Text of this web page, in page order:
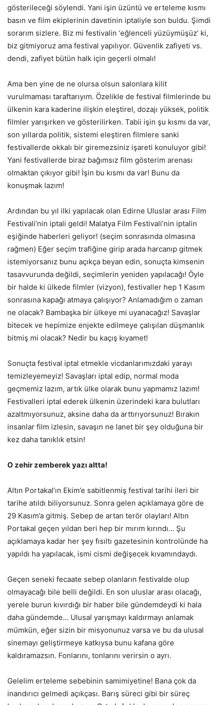
gösterileceği söylendi. Yani işin üzüntü ve erteleme kısmı
basın ve film ekiplerinin davetinin iptaliyle son buldu. Şimdi
sorarım sizlere. Biz mi festivalin ‘eğlenceli yüzüymüşüz’ ki,
biz gitmiyoruz ama festival yapılıyor. Güvenlik zafiyeti vs.
dendi, zafiyet bütün halk için geçerli olmalı!
Ama ben yine de ne olursa olsun salonlara kilit
vurulmaması taraftarıyım. Özelikle de festival filmlerinde bu
ülkenin kara kaderine ilişkin eleştirel, dozajı yüksek, politik
filmler yarışırken ve gösterilirken. Tabii işin şu kısmı da var,
son yıllarda politik, sistemi eleştiren filmlere sanki
festivallerde okkalı bir giremezsiniz işareti konuluyor gibi!
Yani festivallerde biraz bağımsız film gösterim arenası
olmaktan çıkıyor gibi! İşin bu kısmı da var! Bunu da
konuşmak lazım!
Ardından bu yıl ilki yapılacak olan Edirne Uluslar arası Film
Festivali’nin iptali geldi! Malatya Film Festivali’nin iptalin
eşiğinde haberleri geliyor! (seçim sonrasında olmasına
rağmen) Eğer seçim trafiğine girip arada harcanıp gitmek
istemiyorsanız bunu açıkça beyan edin, sonuçta kimsenin
tasavvurunda değildi, seçimlerin yeniden yapılacağı! Öyle
bir halde ki ülkede filmler (vizyon), festivaller hep 1 Kasım
sonrasına kapağı atmaya çalışıyor? Anlamadığım o zaman
ne olacak? Bambaşka bir ülkeye mi uyanacağız! Savaşlar
bitecek ve hepimize enjekte edilmeye çalışılan düşmanlık
bitmiş mi olacak? Nedir bu kaçış kıyamet!
Sonuçta festival iptal etmekle vicdanlarımızdaki yarayı
temizleyemeyiz! Savaşları iptal edip, normal moda
geçmemiz lazım, artık ülke olarak bunu yapmamız lazım!
Festivalleri iptal ederek ülkenin üzerindeki kara bulutları
azaltmıyorsunuz, aksine daha da arttırıyorsunuz! Bırakın
insanlar film izlesin, savaşın ne lanet bir şey olduğuna bir
kez daha tanıklık etsin!
O zehir zemberek yazı altta!
Altın Portakal’ın Ekim’e sabitlenmiş festival tarihi ileri bir
tarihe atıldı biliyorsunuz. Sonra gelen açıklamaya göre de
29 Kasım’a gitmiş. Sebep de artan terör olayları! Altın
Portakal geçen yıldan beri hep bir mırım kırındı… Şu
açıklamaya kadar her şey fısıltı gazetesinin kontrolünde ha
yapıldı ha yapılacak, ismi cismi değişecek kıvamındaydı.
Geçen seneki fecaate sebep olanların festivalde olup
olmayacağı bile belli değildi. En son uluslar arası olacağı,
yerele burun kıvırdığı bir haber bile gündemdeydi ki hala
daha gündemde… Ulusal yarışmayı kaldırmayı anlamak
mümkün, eğer sizin bir misyonunuz varsa ve bu da ulusal
sinemayı geliştirmeye katkıysa bunu kafana göre
kaldıramazsın. Fonlarını, tonlarını verirsin o ayrı.
Gelelim erteleme sebebinin samimiyetine! Bana çok da
inandırıcı gelmedi açıkçası. Barış süreci gibi bir süreç